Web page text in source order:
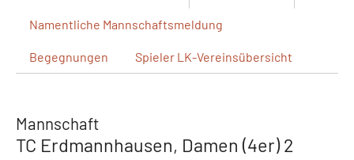
Namentliche Mannschaftsmeldung
Begegnungen Spieler LK-Vereinsübersicht
Mannschaft
TC Erdmannhausen, Damen (4er) 2